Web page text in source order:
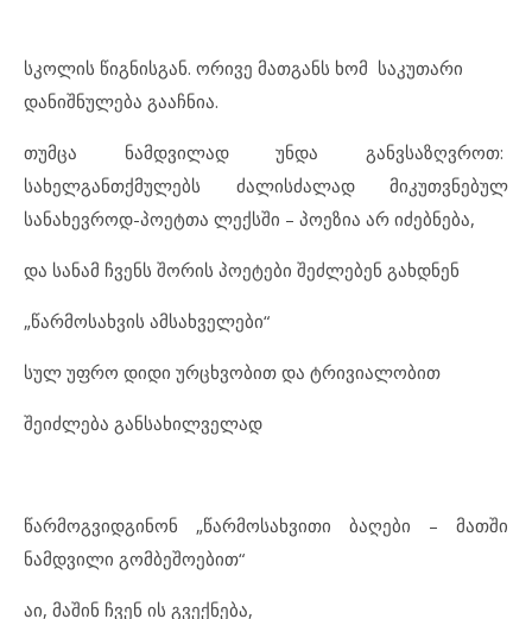
სკოლის წიგნისგან. ორივე მათგანს ხომ საკუთარი
დანიშნულება გააჩნია.
თუმცა ნამდვილად უნდა განვსაზღვროთ:
სახელგანთქმულებს ძალისძალად მიკუთვნებულ
სანახევროდ-პოეტთა ლექსში – პოეზია არ იძებნება,
და სანამ ჩვენს შორის პოეტები შეძლებენ გახდნენ
„წარმოსახვის ამსახველები“
სულ უფრო დიდი ურცხვობით და ტრივიალობით
შეიძლება განსახილველად
წარმოგვიდგინონ „წარმოსახვითი ბაღები – მათში
ნამდვილი გომბეშოებით“
აი, მაშინ ჩვენ ის გვექნება,